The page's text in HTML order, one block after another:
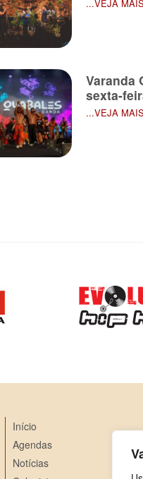
...VEJA MAIS
Varanda
sexta-
...VEJA MAIS
Início
Agendas
Notícias